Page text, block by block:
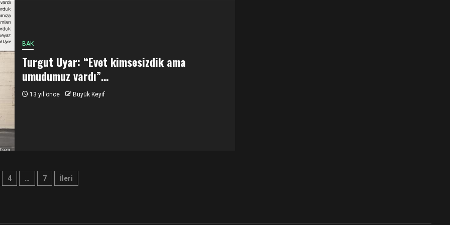
BAK
Turgut Uyar: “Evet kimsesizdik ama
umudumuz vardı”…
13 yıl önce Büyük Keyif
4 … 7 İleri